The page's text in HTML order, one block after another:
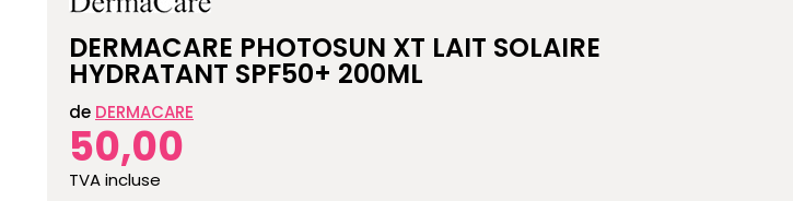
DERMACARE PHOTOSUN XT LAIT SOLAIRE
HYDRATANT SPF50+ 200ML
de DERMACARE
50,00
TVA incluse